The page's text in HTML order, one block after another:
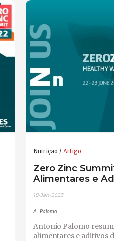
Nutrição Artigo
Zero Zinc
Alimentares e
18-Jan-2023
A. Palomo
Antonio Palomo
alimentares e aditivos